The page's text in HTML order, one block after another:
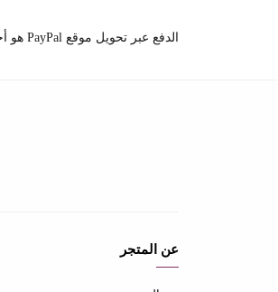
الدفع عبر تحويل موقع PayPal هو أحد الطرق المتاحة على متجرنا،
عن المتجر